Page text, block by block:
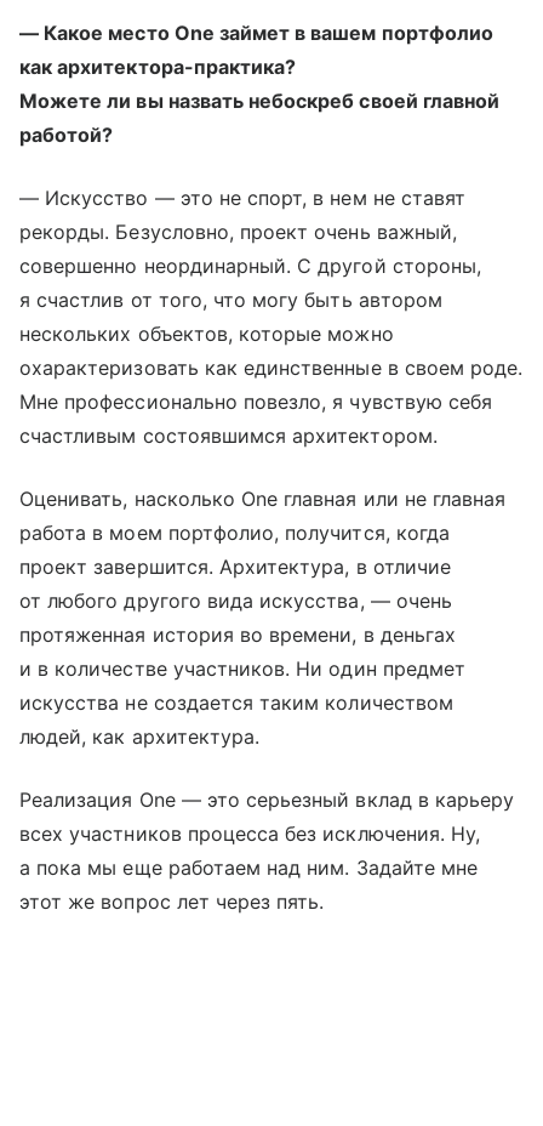
— Какое место One займет в вашем портфолио
как архитектора-практика?
Можете ли вы назвать небоскреб своей главной
работой?
— Искусство — это не спорт, в нем не ставят
рекорды. Безусловно, проект очень важный,
совершенно неординарный. С другой стороны,
я счастлив от того, что могу быть автором
нескольких объектов, которые можно
охарактеризовать как единственные в своем роде.
Мне профессионально повезло, я чувствую себя
счастливым состоявшимся архитектором.
Оценивать, насколько One главная или не главная
работа в моем портфолио, получится, когда
проект завершится. Архитектура, в отличие
от любого другого вида искусства, — очень
протяженная история во времени, в деньгах
и в количестве участников. Ни один предмет
искусства не создается таким количеством
людей, как архитектура.
Реализация One — это серьезный вклад в карьеру
всех участников процесса без исключения. Ну,
а пока мы еще работаем над ним. Задайте мне
этот же вопрос лет через пять.